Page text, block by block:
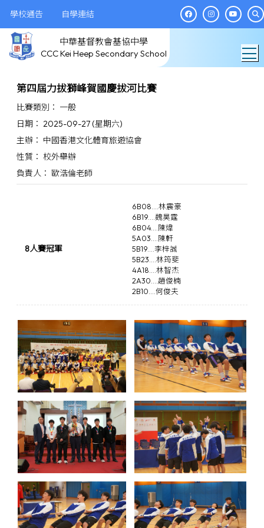
學校通告 自學連結
中華基督教會基協中學
CCC Kei Heep Secondary School
第四屆力拔獅峰賀國慶拔河比賽
比賽類別： 一般
日期： 2025-09-27 (星期六)
主辦： 中國香港文化體育旅遊協會
性質： 校外舉辦
負責人： 歐浩倫老師
8人賽冠軍
6B08....林震豪
6B19....魏昊霆
6B04....陳煒
5A03....陳軒
5B19....李梓誠
5B23....林筠斐
4A18....林智杰
2A30....趙俊楠
2B10....何俊夫